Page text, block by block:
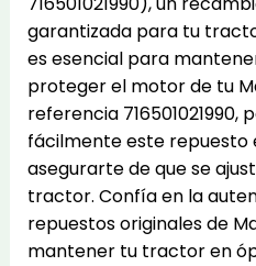
garantizada para tu
es esencial para
proteger el motor de tu
referencia
fácilmente este repuesto
asegurarte de que se
tractor. Confía en la
repuestos originales de
mantener tu tractor en